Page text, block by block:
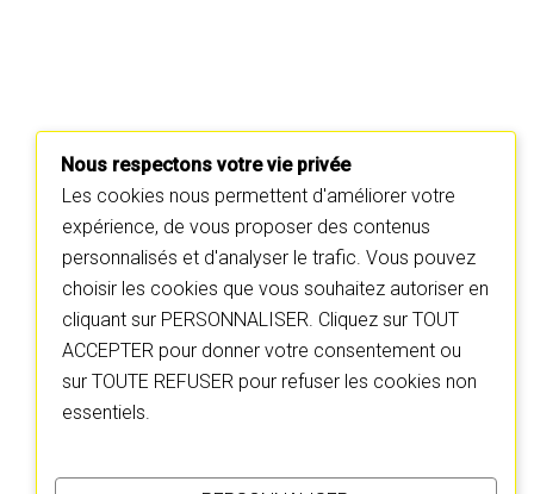
Nous respectons votre vie privée
Les cookies nous permettent d'améliorer votre
expérience, de vous proposer des contenus
personnalisés et d'analyser le trafic. Vous pouvez
choisir les cookies que vous souhaitez autoriser en
cliquant sur PERSONNALISER. Cliquez sur TOUT
ACCEPTER pour donner votre consentement ou
sur TOUTE REFUSER pour refuser les cookies non
essentiels.